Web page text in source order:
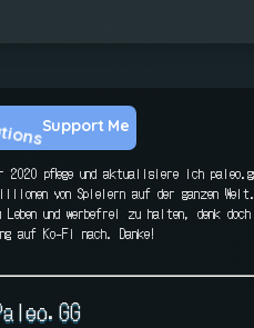
2020 pflege und aktualisiere ich
von Spielern auf der ganzen
Leben und werbefrei zu halten, denk doch
auf Ko-Fi nach. Danke!
Support Me